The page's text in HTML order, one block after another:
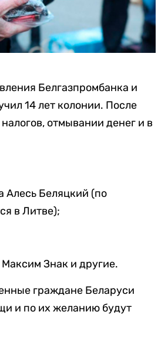
Белгазпромбанка и
14 лет колонии. После
отмывании денег и в
Алесь Беляцкий (по
в Литве);
Знак и другие.
граждане Беларуси
и по их желанию будут